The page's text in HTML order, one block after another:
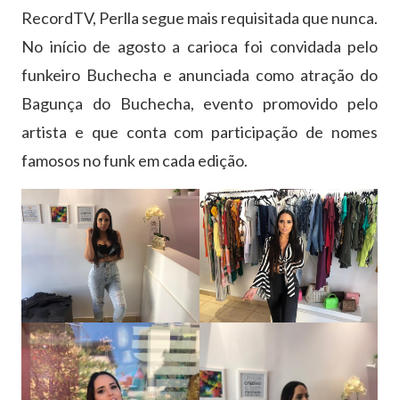
RecordTV, Perlla segue mais requisitada que nunca.
No início de agosto a carioca foi convidada pelo
funkeiro Buchecha e anunciada como atração do
Bagunça do Buchecha, evento promovido pelo
artista e que conta com participação de nomes
famosos no funk em cada edição.